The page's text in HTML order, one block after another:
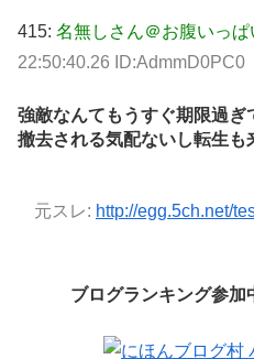
415: 名無しさん＠お腹いっぱ
22:50:40.26 ID:AdmmD0PC0
強敵なんてもうすぐ期限過ぎ
撤去される気配ないし転生
元スレ: http://egg.5ch.net/
ブログランキング参加